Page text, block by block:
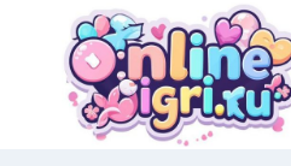
Перейти
содержимому